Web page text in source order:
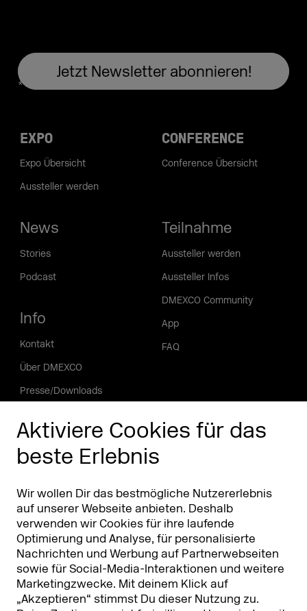
Aktiviere Cookies für das
beste Erlebnis
Wir wollen Dir das bestmögliche Nutzererlebnis
auf unserer Webseite anbieten. Deshalb
verwenden wir Cookies für ihre laufende
Optimierung und Analyse, für personalisierte
Nachrichten und Werbung auf Partnerwebseiten
sowie für Social-Media-Interaktionen und weitere
Marketingzwecke. Mit deinem Klick auf
„Akzeptieren“ stimmst Du dieser Nutzung zu.
EXPO
Expo Übersicht
Aussteller werden
CONFERENCE
Conference Übersicht
News
Stories
Podcast
Info
Kontakt
Über DMEXCO
Presse/Downloads
Teilnahme
Aussteller werden
Aussteller Infos
DMEXCO Community
App
FAQ
Partner